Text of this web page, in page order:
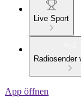
Live Sport
Radiosender
App öffnen